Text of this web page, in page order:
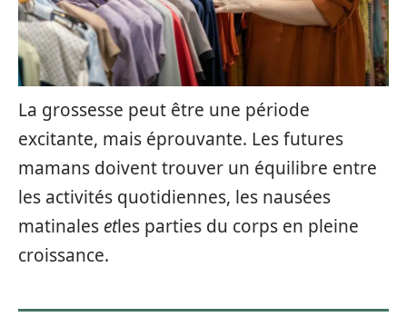
La grossesse peut être une période
excitante, mais éprouvante. Les futures
mamans doivent trouver un équilibre entre
les activités quotidiennes, les nausées
matinales etles parties du corps en pleine
croissance.